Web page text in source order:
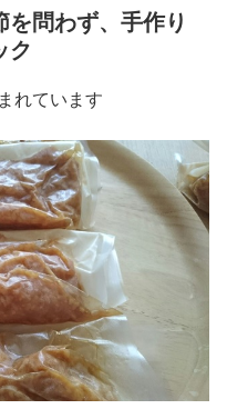
問わず、手作り
ク
れています